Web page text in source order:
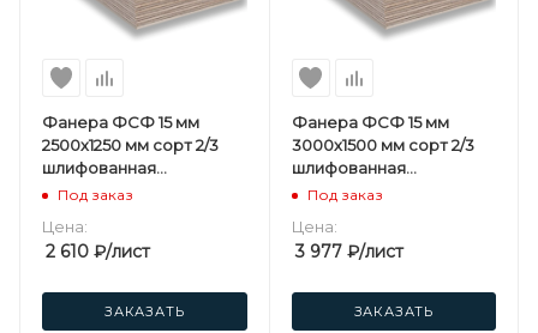
Фанера ФСФ 15 мм
2500х1250 мм сорт 2/3
шлифованная
березовая
Под заказ
Цена:
2 610 ₽/лист
ЗАКАЗАТЬ
Фанера ФСФ 15 мм
3000х1500 мм сорт 2/3
шлифованная
березовая
Под заказ
Цена:
3 977₽/лист
ЗАКАЗАТЬ